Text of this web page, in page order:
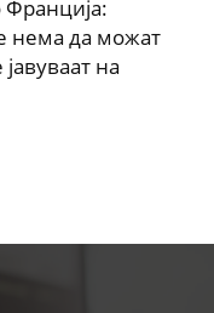
нема да можат
на